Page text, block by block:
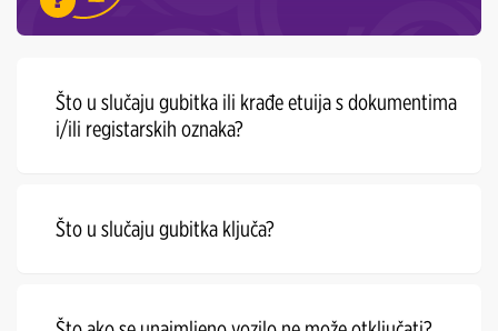
Što u slučaju gubitka ili krađe etuija s dokumentima
i/ili registarskih oznaka?
Što u slučaju gubitka ključa?